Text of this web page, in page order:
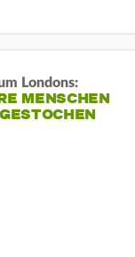
Londons:
MENSCHEN